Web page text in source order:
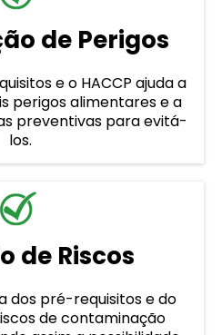
de Perigos
e o HACCP ajuda a
perigos alimentares e a
preventivas para evitá-
los.
de Riscos
dos pré-requisitos e do
de contaminação